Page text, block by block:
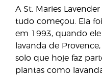
A St. Maries
tudo começou. Ela
em 1993, quando
lavanda de
solo que hoje faz
plantas como